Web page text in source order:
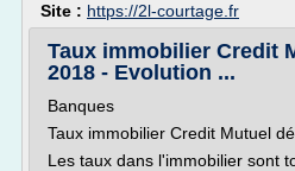
Site : https://2l-courtage.fr
Taux immobilier Credit
2018 - Evolution ...
Banques
Taux immobilier Credit Mutuel
Les taux dans l'immobilier sont